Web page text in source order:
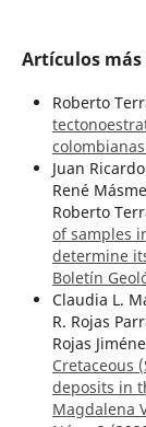
Artículos
Roberto
colombianas
Juan
René
Roberto
of samples
determine
Boletín
Claudia L.
R. Rojas
Rojas
Cretaceous
deposits in
Magdalena